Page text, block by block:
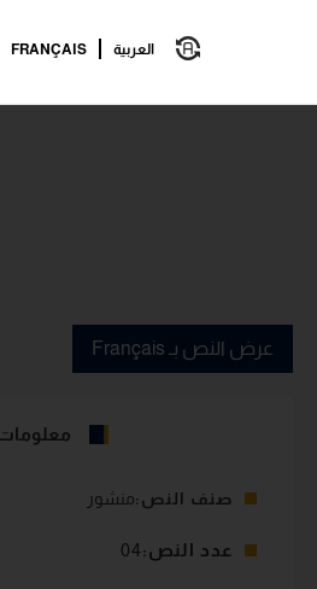
العربية FRANÇAIS
عرض النص بـ Français
صنف النص:منشور
عدد النص:04